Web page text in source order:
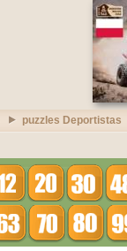
puzzles Deportistas